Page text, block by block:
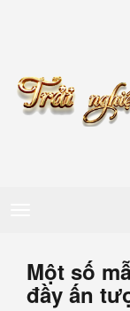
Một số
đầy ấn